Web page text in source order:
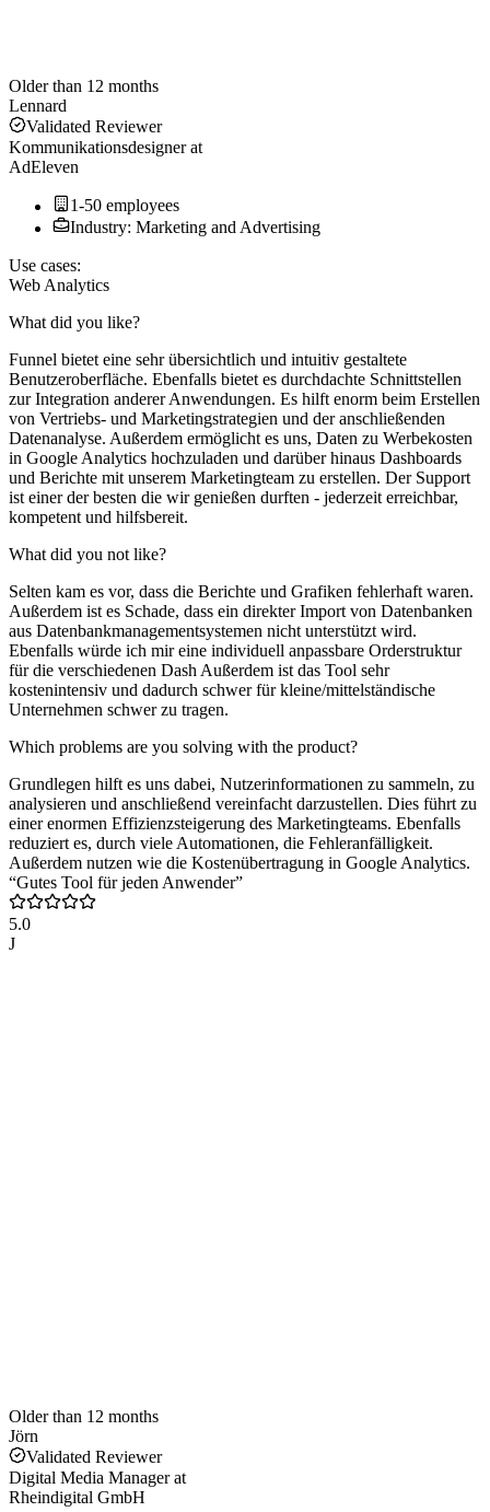
Older than 12 months
Lennard
Validated Reviewer
Kommunikationsdesignerat
AdEleven
1-50 employees
Industry: Marketing and Advertising
Use cases:
Web Analytics
What did you like?
Funnel bietet eine sehr übersichtlich und intuitiv gestaltete
Benutzeroberfläche. Ebenfalls bietet es durchdachte Schnittstellen
zur Integration anderer Anwendungen. Es hilft enorm beim Erstellen
von Vertriebs- und Marketingstrategien und der anschließenden
Datenanalyse. Außerdem ermöglicht es uns, Daten zu Werbekosten
in Google Analytics hochzuladen und darüber hinaus Dashboards
und Berichte mit unserem Marketingteam zu erstellen. Der Support
ist einer der besten die wir genießen durften - jederzeit erreichbar,
kompetent und hilfsbereit.
What did you not like?
Selten kam es vor, dass die Berichte und Grafiken fehlerhaft waren.
Außerdem ist es Schade, dass ein direkter Import von Datenbanken
aus Datenbankmanagementsystemen nicht unterstützt wird.
Ebenfalls würde ich mir eine individuell anpassbare Orderstruktur
für die verschiedenen Dash Außerdem ist das Tool sehr
kostenintensiv und dadurch schwer für kleine/mittelständische
Unternehmen schwer zu tragen.
Which problems are you solving with the product?
Grundlegen hilft es uns dabei, Nutzerinformationen zu sammeln, zu
analysieren und anschließend vereinfacht darzustellen. Dies führt zu
einer enormen Effizienzsteigerung des Marketingteams. Ebenfalls
reduziert es, durch viele Automationen, die Fehleranfälligkeit.
Außerdem nutzen wie die Kostenübertragung in Google Analytics.
“Gutes Tool für jeden Anwender”
5.0
J
Older than 12 months
Jörn
Validated Reviewer
Digital Media Managerat
Rheindigital GmbH